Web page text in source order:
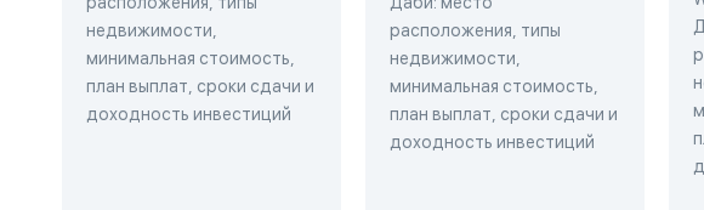
недвижимости,
минимальная стоимость,
план выплат, сроки сдачи и
доходность инвестиций
расположения, типы
недвижимости,
минимальная стоимость,
план выплат, сроки сдачи и
доходность инвестиций